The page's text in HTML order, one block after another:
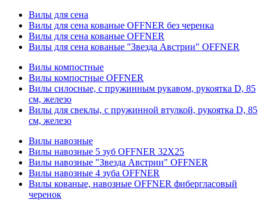
Вилы для сена
Вилы для сена кованые OFFNER без черенка
Вилы для сена кованые OFFNER
Вилы для сена кованые "Звезда Австрии" OFFNER
Вилы компостные
Вилы компостные OFFNER
Вилы силосные, с пружинным рукавом, рукоятка D, 85
см, железо
Вилы для свеклы, с пружинной втулкой, рукоятка D, 85
см, железо
Вилы навозные
Вилы навозные 5 зуб OFFNER 32X25
Вилы навозные "Звезда Австрии" OFFNER
Вилы навозные 4 зуба OFFNER
Вилы кованые, навозные OFFNER фибергласовый
черенок